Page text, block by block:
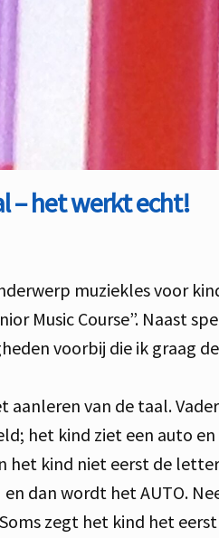
– het werkt echt!
muziekles voor
Music Course”. Naast
voorbij die ik graag
van de taal.
het kind ziet een auto
het kind niet eerst de
dan wordt het AUTO.
zegt het kind het